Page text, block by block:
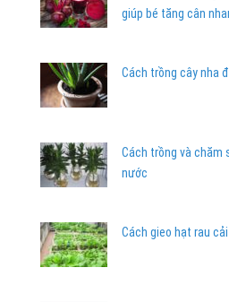
giúp bé tăng cân
Cách trồng cây nha
Cách trồng và chăm
nước
Cách gieo hạt rau